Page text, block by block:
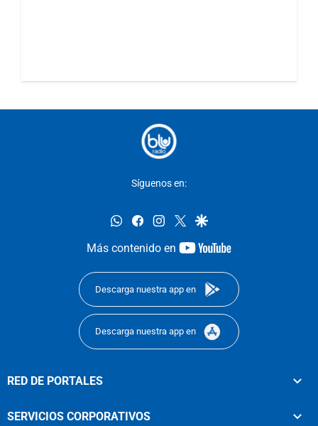
Síguenos en:
whatsappfacebookinstagram
twittergoogle
Más contenido en
youtube-
Descarga nuestra app en
Descarga nuestra app en
RED DE PORTALES
SERVICIOS CORPORATIVOS